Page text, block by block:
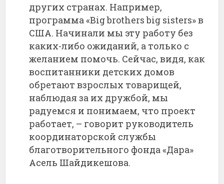
других странах. Например,
программа «Big brothers big sisters» в
США. Начинали мы эту работу без
каких-либо ожиданий, а только с
желанием помочь. Сейчас, видя, как
воспитанники детских домов
обретают взрослых товарищей,
наблюдая за их дружбой, мы
радуемся и понимаем, что проект
работает, – говорит руководитель
координаторской службы
благотворительного фонда «Дара»
Асель Шайдикешова.